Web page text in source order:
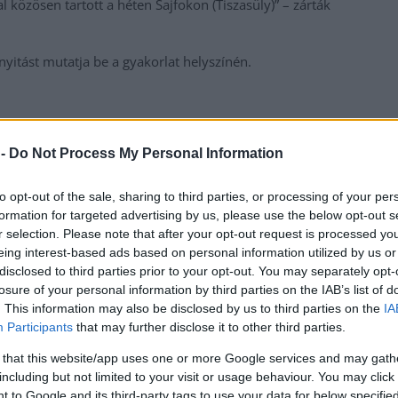
Do Not Process My Personal Information
opt-out of the sale, sharing to third parties, or processing of your
for targeted advertising by us, please use the below opt-out
selection. Please note that after your opt-out request is processed
interest-based ads based on personal information utilized by us
to third parties prior to your opt-out. You may separately
of your personal information by third parties on the IAB’s list of
This information may also be disclosed by us to third parties on the
Participants that may further disclose it to other third parties.
that this website/app uses one or more Google services and may
but not limited to your visit or usage behaviour. You may
to Google and its third-party tags to use your data for below
tartott a héten Sajfokon (Tiszasüly)” – zárták
mutatja be a gyakorlat helyszínén.
elkerülné a propagandát,iratkozzon fel